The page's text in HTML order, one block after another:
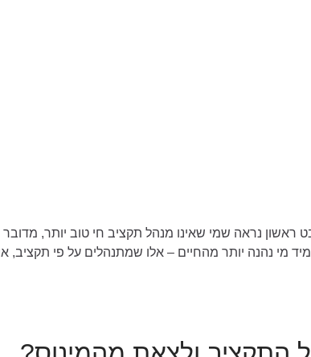
נראה שמי שאינו מנהל תקציב חי טוב יותר, מדובר
מי נהנה יותר מהחיים – אלו שמתנהלים על פי